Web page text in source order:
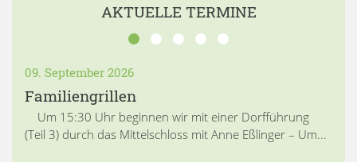
AKTUELLE TERMINE
09. September 2026
Familiengrillen
Um 15:30 Uhr beginnen wir mit einer Dorfführung
(Teil 3) durch das Mittelschloss mit Anne Eßlinger – Um...